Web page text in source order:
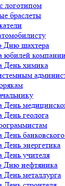
логотипом
браслеты
Дню шахтера
юбилей
День химика
День
День геолога
энергетика
День учителя
Дню нефтяника
День металлурга